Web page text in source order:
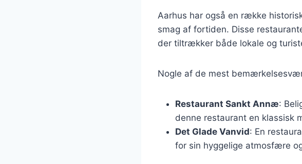
Aarhus har også en række
smag af fortiden. Disse
der tiltrækker både lokale og
Nogle af de mest
Restaurant Sankt Annæ:
denne restaurant en klassisk
Det Glade Vanvid: En
for sin hyggelige atmosfære